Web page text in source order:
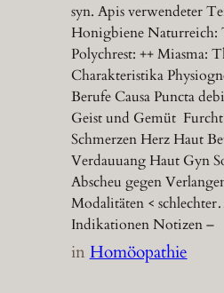
syn. Apis verwendeter
Honigbiene Naturreich:
Polychrest: ++ Miasma:
Charakteristika
Berufe Causa Puncta
Geist und Gemüt Furcht
Schmerzen Herz Haut
Verdauuang Haut Gyn
Abscheu gegen
Modalitäten <
Indikationen Notizen –
inHomöopathie